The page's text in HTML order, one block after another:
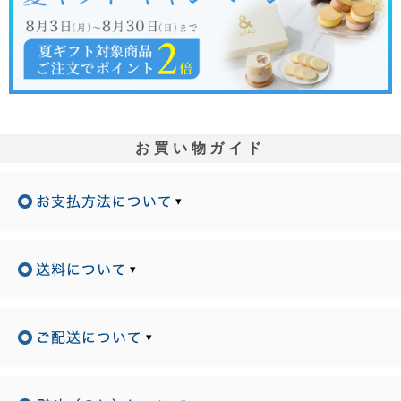
お買い物ガイド
▾
▾
▾